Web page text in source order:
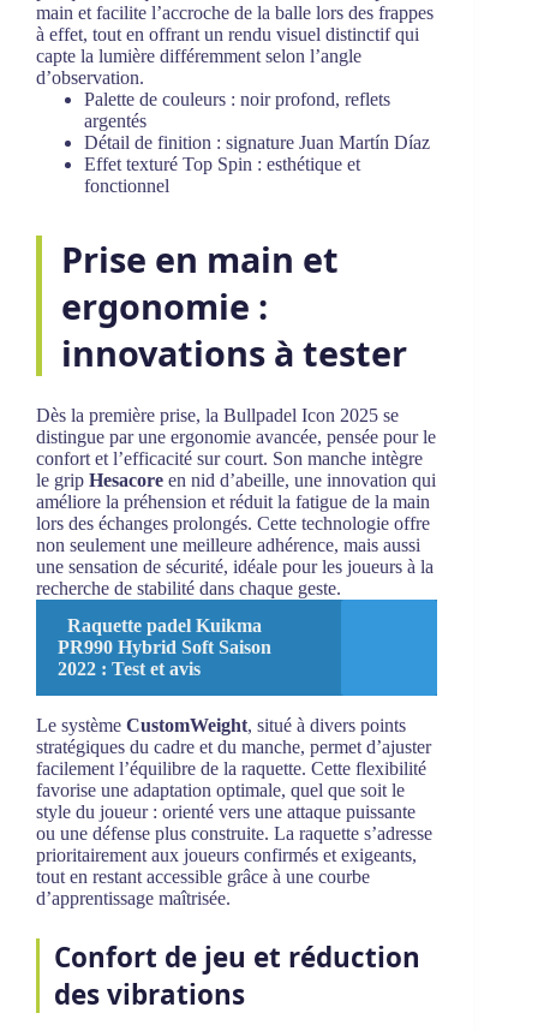
main et facilite l’accroche de la balle lors des frappes
à effet, tout en offrant un rendu visuel distinctif qui
capte la lumière différemment selon l’angle
d’observation.
Palette de couleurs : noir profond, reflets
argentés
Détail de finition : signature Juan Martín Díaz
Effet texturé Top Spin : esthétique et
fonctionnel
Prise en main et
ergonomie :
innovations à tester
Dès la première prise, la Bullpadel Icon 2025 se
distingue par une ergonomie avancée, pensée pour le
confort et l’efficacité sur court. Son manche intègre
le grip Hesacore en nid d’abeille, une innovation qui
améliore la préhension et réduit la fatigue de la main
lors des échanges prolongés. Cette technologie offre
non seulement une meilleure adhérence, mais aussi
une sensation de sécurité, idéale pour les joueurs à la
recherche de stabilité dans chaque geste.
Raquette padel Kuikma
PR990 Hybrid Soft Saison
2022 : Test et avis
Le système CustomWeight, situé à divers points
stratégiques du cadre et du manche, permet d’ajuster
facilement l’équilibre de la raquette. Cette flexibilité
favorise une adaptation optimale, quel que soit le
style du joueur : orienté vers une attaque puissante
ou une défense plus construite. La raquette s’adresse
prioritairement aux joueurs confirmés et exigeants,
tout en restant accessible grâce à une courbe
d’apprentissage maîtrisée.
Confort de jeu et réduction
des vibrations